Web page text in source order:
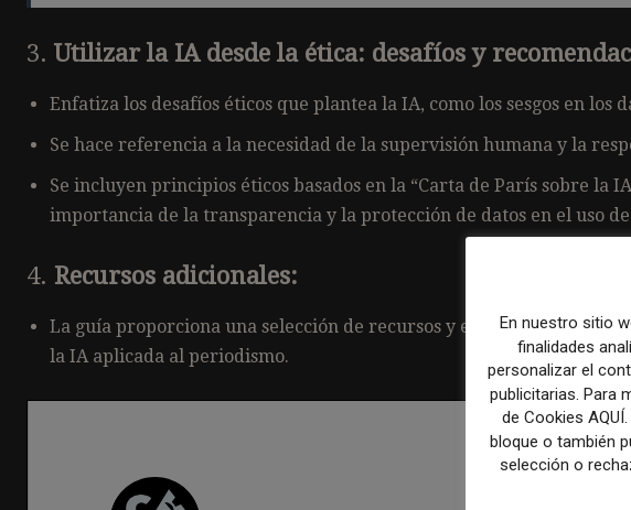
3. Utilizar la IA desde la ética: desafíos y
Enfatiza los desafíos éticos que plantea la IA, como los sesgos en los
Se hace referencia a la necesidad de la supervisión humana y la
Se incluyen principios éticos basados en la “Carta de París sobre la
importancia de la transparencia y la protección de datos en el uso
4. Recursos adicionales:
La guía proporciona una selección de recursos y enlaces
la IA aplicada al periodismo​.
En nuestro sitio
finalidades
personalizar el
publicitarias. Para
de Cookies
bloque o también
selección o